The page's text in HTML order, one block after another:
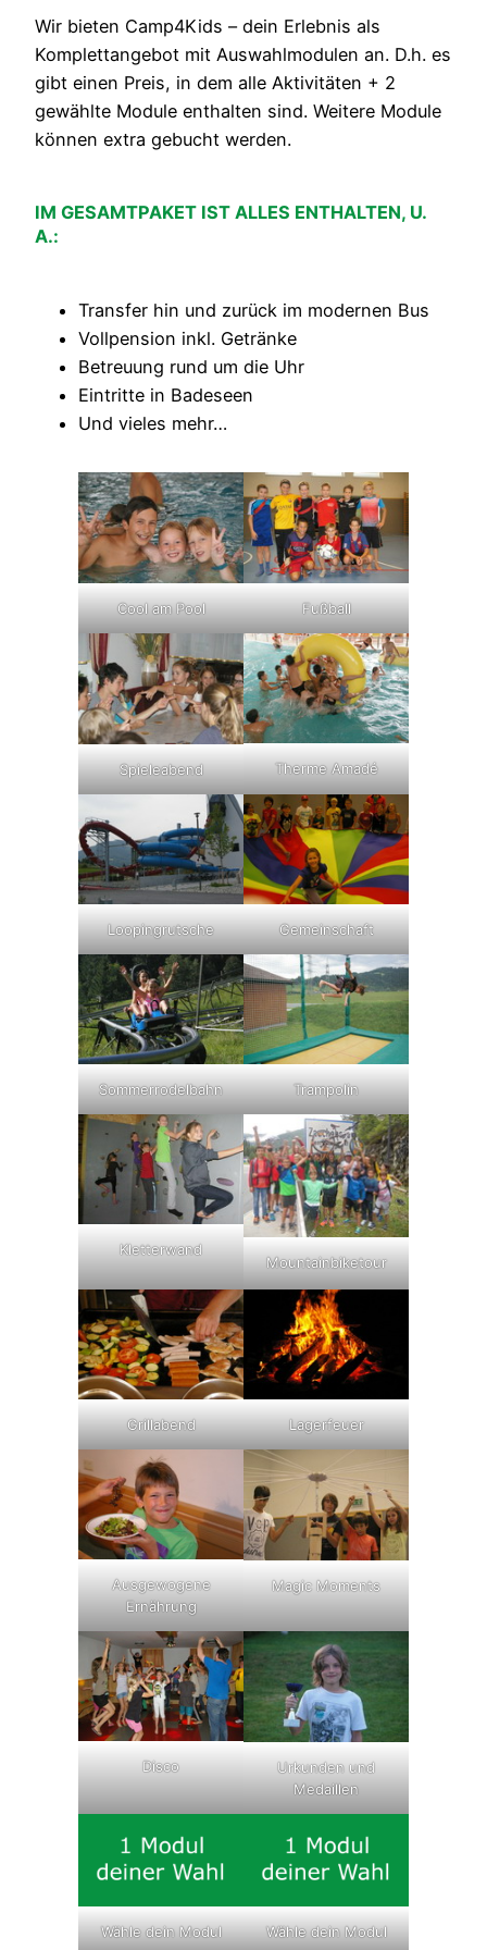
Wir bieten Camp4Kids – dein Erlebnis als
Komplettangebot mit Auswahlmodulen an. D.h. es
gibt einen Preis, in dem alle Aktivitäten + 2
gewählte Module enthalten sind. Weitere Module
können extra gebucht werden.
IM GESAMTPAKET IST ALLES ENTHALTEN, U.
A.:
Transfer hin und zurück im modernen Bus
Vollpension inkl. Getränke
Betreuung rund um die Uhr
Eintritte in Badeseen
Und vieles mehr…
Cool am Pool Fußball
Spieleabend Therme Amadé
Loopingrutsche Gemeinschaft
Sommerrodelbahn Trampolin
Kletterwand
Mountainbiketour
Grillabend Lagerfeuer
Ausgewogene
Ernährung
Magic Moments
Disco
Urkunden und
Medaillen
Wähle dein Modul Wähle dein Modul